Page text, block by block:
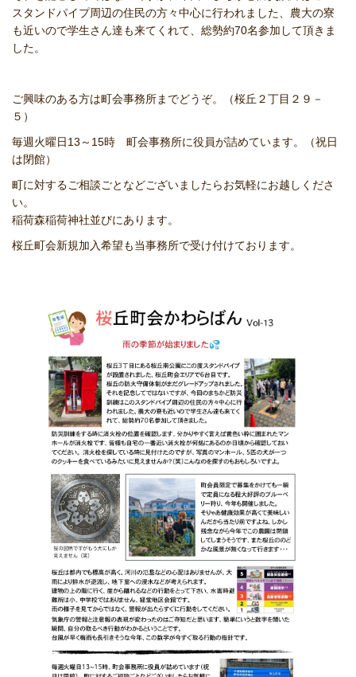
スタンドパイプ周辺の住民の方々中心に行われました、農大の寮
も近いので学生さん達も来てくれて、総勢約70名参加して頂きま
した。
ご興味のある方は町会事務所までどうぞ。（桜丘２丁目２９－
５）
毎週火曜日13～15時 町会事務所に役員が詰めています。（祝日
は閉館）
町に対するご相談ごとなどございましたらお気軽にお越しくださ
い。
稲荷森稲荷神社並びにあります。
桜丘町会新規加入希望も当事務所で受け付けております。